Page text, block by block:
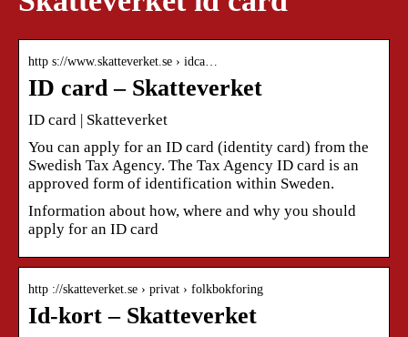
http s://www.skatteverket.se › idca…
ID card – Skatteverket
ID card | Skatteverket
You can apply for an ID card (identity card) from the
Swedish Tax Agency. The Tax Agency ID card is an
approved form of identification within Sweden.
Information about how, where and why you should
apply for an ID card
http ://skatteverket.se › privat › folkbokforing
Id-kort – Skatteverket